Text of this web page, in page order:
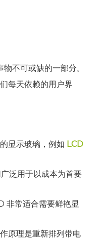
不可或缺的一部分。
每天依赖的用户界
显示玻璃，例如 LCD
泛用于以成本为首要
非常适合需要鲜艳显
原理是重新排列带电